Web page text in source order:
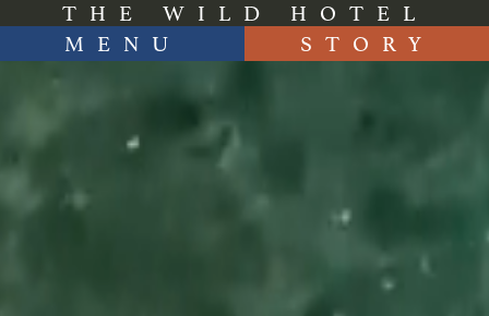
THE WILD HOTEL
MENU
STORY